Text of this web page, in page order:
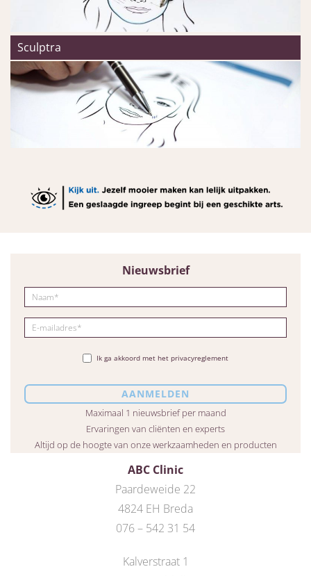
Sculptra
ABC Clinic
Paardeweide 22
4824 EH Breda
076 – 542 31 54
Kalverstraat 1
Nieuwsbrief
Ik ga akkoord met het privacyreglement
Maximaal 1 nieuwsbrief per maand
Ervaringen van cliënten en experts
Altijd op de hoogte van onze werkzaamheden en producten